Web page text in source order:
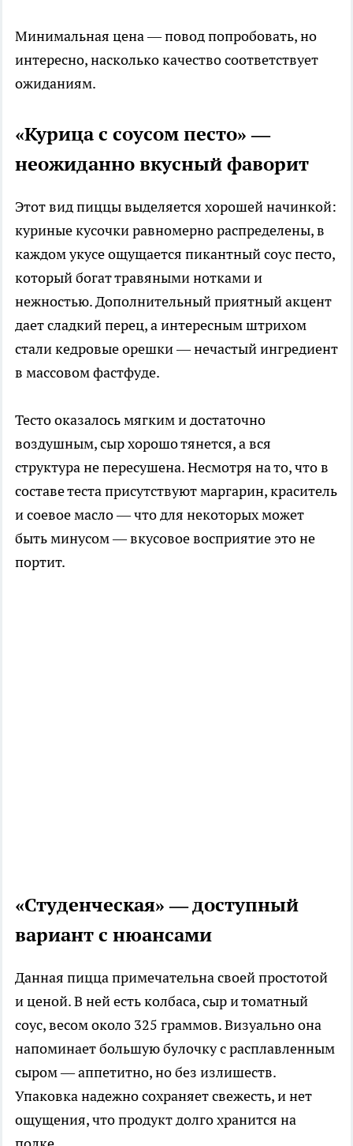
Минимальная цена — повод попробовать, но
интересно, насколько качество соответствует
ожиданиям.
«Курица с соусом песто» —
неожиданно вкусный фаворит
Этот вид пиццы выделяется хорошей начинкой:
куриные кусочки равномерно распределены, в
каждом укусе ощущается пикантный соус песто,
который богат травяными нотками и
нежностью. Дополнительный приятный акцент
дает сладкий перец, а интересным штрихом
стали кедровые орешки — нечастый ингредиент
в массовом фастфуде.
Тесто оказалось мягким и достаточно
воздушным, сыр хорошо тянется, а вся
структура не пересушена. Несмотря на то, что в
составе теста присутствуют маргарин, краситель
и соевое масло — что для некоторых может
быть минусом — вкусовое восприятие это не
портит.
«Студенческая» — доступный
вариант с нюансами
Данная пицца примечательна своей простотой
и ценой. В ней есть колбаса, сыр и томатный
соус, весом около 325 граммов. Визуально она
напоминает большую булочку с расплавленным
сыром — аппетитно, но без излишеств.
Упаковка надежно сохраняет свежесть, и нет
ощущения, что продукт долго хранится на